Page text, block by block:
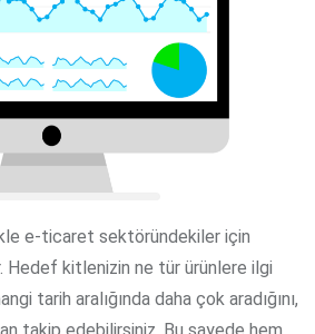
e-ticaret sektöründekiler için
Hedef kitlenizin ne tür ürünlere ilgi
tarih aralığında daha çok aradığını,